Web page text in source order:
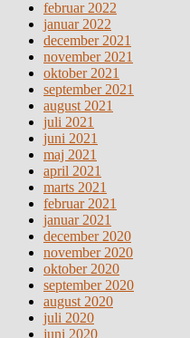
februar 2022
januar 2022
december 2021
november 2021
oktober 2021
september 2021
august 2021
juli 2021
juni 2021
maj 2021
april 2021
marts 2021
februar 2021
januar 2021
december 2020
november 2020
oktober 2020
september 2020
august 2020
juli 2020
juni 2020